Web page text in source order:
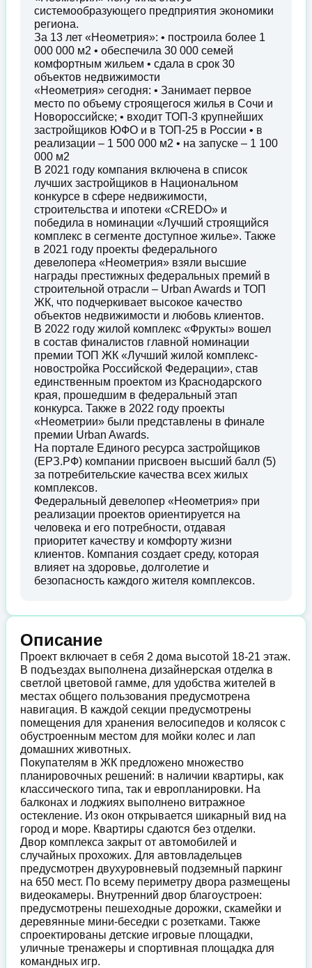
системообразующего предприятия экономики
региона.
За 13 лет «Неометрия»: • построила более 1
000 000 м2 • обеспечила 30 000 семей
комфортным жильем • сдала в срок 30
объектов недвижимости
«Неометрия» сегодня: • Занимает первое
место по объему строящегося жилья в Сочи и
Новороссийске; • входит ТОП-3 крупнейших
застройщиков ЮФО и в ТОП-25 в России • в
реализации – 1 500 000 м2 • на запуске – 1 100
000 м2
В 2021 году компания включена в список
лучших застройщиков в Национальном
конкурсе в сфере недвижимости,
строительства и ипотеки «CREDO» и
победила в номинации «Лучший строящийся
комплекс в сегменте доступное жилье». Также
в 2021 году проекты федерального
девелопера «Неометрия» взяли высшие
награды престижных федеральных премий в
строительной отрасли – Urban Awards и ТОП
ЖК, что подчеркивает высокое качество
объектов недвижимости и любовь клиентов.
В 2022 году жилой комплекс «Фрукты» вошел
в состав финалистов главной номинации
премии ТОП ЖК «Лучший жилой комплекс-
новостройка Российской Федерации», став
единственным проектом из Краснодарского
края, прошедшим в федеральный этап
конкурса. Также в 2022 году проекты
«Неометрии» были представлены в финале
премии Urban Awards.
На портале Единого ресурса застройщиков
(ЕРЗ.РФ) компании присвоен высший балл (5)
за потребительские качества всех жилых
комплексов.
Федеральный девелопер «Неометрия» при
реализации проектов ориентируется на
человека и его потребности, отдавая
приоритет качеству и комфорту жизни
клиентов. Компания создает среду, которая
влияет на здоровье, долголетие и
безопасность каждого жителя комплексов.
Описание
Проект включает в себя 2 дома высотой 18-21 этаж.
В подъездах выполнена дизайнерская отделка в
светлой цветовой гамме, для удобства жителей в
местах общего пользования предусмотрена
навигация. В каждой секции предусмотрены
помещения для хранения велосипедов и колясок с
обустроенным местом для мойки колес и лап
домашних животных.
Покупателям в ЖК предложено множество
планировочных решений: в наличии квартиры, как
классического типа, так и европланировки. На
балконах и лоджиях выполнено витражное
остекление. Из окон открывается шикарный вид на
город и море. Квартиры сдаются без отделки.
Двор комплекса закрыт от автомобилей и
случайных прохожих. Для автовладельцев
предусмотрен двухуровневый подземный паркинг
на 650 мест. По всему периметру двора размещены
видеокамеры. Внутренний двор благоустроен:
предусмотрены пешеходные дорожки, скамейки и
деревянные мини-беседки с розетками. Также
спроектированы детские игровые площадки,
уличные тренажеры и спортивная площадка для
командных игр.